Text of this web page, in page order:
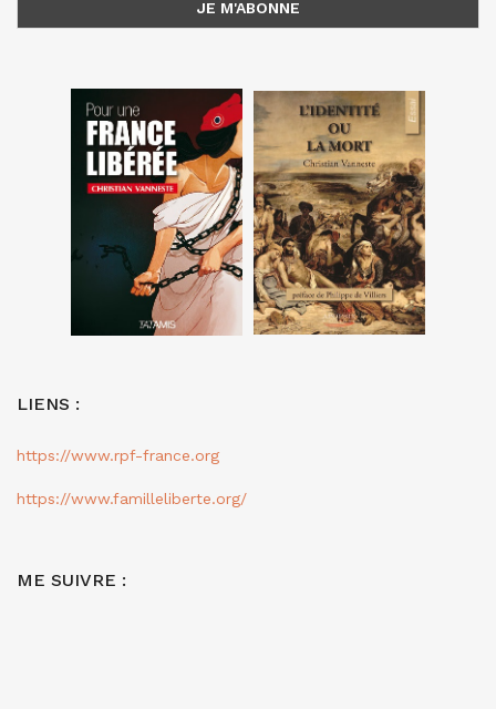
LIENS :
https://www.rpf-france.org
https://www.familleliberte.org/
ME SUIVRE :